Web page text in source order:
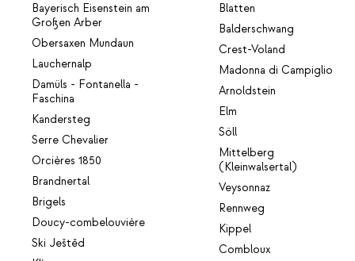
Bayerisch Eisenstein am
Großen Arber
Obersaxen Mundaun
Lauchernalp
Damüls - Fontanella -
Faschina
Kandersteg
Serre Chevalier
Orcières 1850
Brandnertal
Brigels
Doucy-combelouvière
Ski Ještěd
Blatten
Balderschwang
Crest-Voland
Madonna di Campiglio
Arnoldstein
Elm
Söll
Mittelberg
(Kleinwalsertal)
Veysonnaz
Rennweg
Kippel
Combloux